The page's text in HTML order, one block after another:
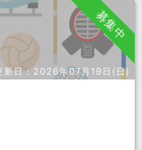
募集中
新日： 2026年07月19日(日)